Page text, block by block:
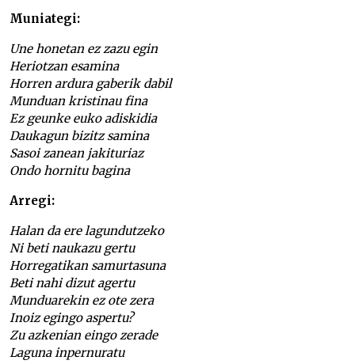
Muniategi:
Une honetan ez zazu egin
Heriotzan esamina
Horren ardura gaberik dabil
Munduan kristinau fina
Ez geunke euko adiskidia
Daukagun bizitz samina
Sasoi zanean jakituriaz
Ondo hornitu bagina
Arregi:
Halan da ere lagundutzeko
Ni beti naukazu gertu
Horregatikan samurtasuna
Beti nahi dizut agertu
Munduarekin ez ote zera
Inoiz egingo aspertu?
Zu azkenian eingo zerade
Laguna inpernuratu